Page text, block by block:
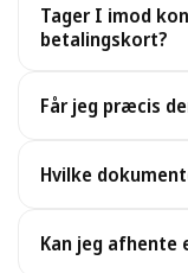
Tager I imod
betalingskort?
betalingskort.
Får jeg præcis
tilfælde, hvor
omkostninger.
Hvilke
ID, et kørekort
Kan jeg afhente